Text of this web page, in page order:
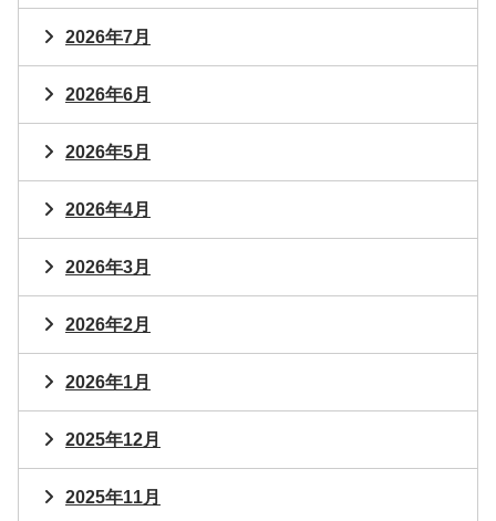
2026年7月
2026年6月
2026年5月
2026年4月
2026年3月
2026年2月
2026年1月
2025年12月
2025年11月